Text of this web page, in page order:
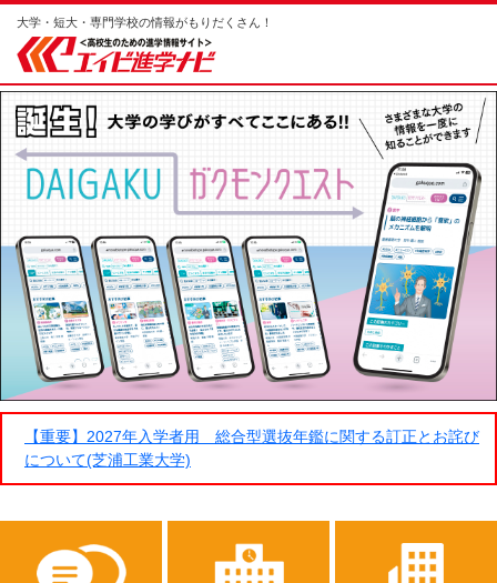
大学・短大・専門学校の情報がもりだくさん！
【重要】2027年入学者用 総合型選抜年鑑に関する訂正とお詫び
について(芝浦工業大学)